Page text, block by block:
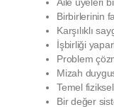
Birbirlerinin
Karşılıklı
İşbirliği
Problem
Mizah
Temel
Bir değer